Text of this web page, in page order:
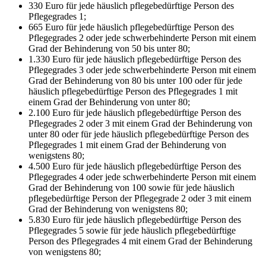
330 Euro für jede häuslich pflegebedürftige Person des
Pflegegrades 1;
665 Euro für jede häuslich pflegebedürftige Person des
Pflegegrades 2 oder jede schwerbehinderte Person mit einem
Grad der Behinderung von 50 bis unter 80;
1.330 Euro für jede häuslich pflegebedürftige Person des
Pflegegrades 3 oder jede schwerbehinderte Person mit einem
Grad der Behinderung von 80 bis unter 100 oder für jede
häuslich pflegebedürftige Person des Pflegegrades 1 mit
einem Grad der Behinderung von unter 80;
2.100 Euro für jede häuslich pflegebedürftige Person des
Pflegegrades 2 oder 3 mit einem Grad der Behinderung von
unter 80 oder für jede häuslich pflegebedürftige Person des
Pflegegrades 1 mit einem Grad der Behinderung von
wenigstens 80;
4.500 Euro für jede häuslich pflegebedürftige Person des
Pflegegrades 4 oder jede schwerbehinderte Person mit einem
Grad der Behinderung von 100 sowie für jede häuslich
pflegebedürftige Person der Pflegegrade 2 oder 3 mit einem
Grad der Behinderung von wenigstens 80;
5.830 Euro für jede häuslich pflegebedürftige Person des
Pflegegrades 5 sowie für jede häuslich pflegebedürftige
Person des Pflegegrades 4 mit einem Grad der Behinderung
von wenigstens 80;